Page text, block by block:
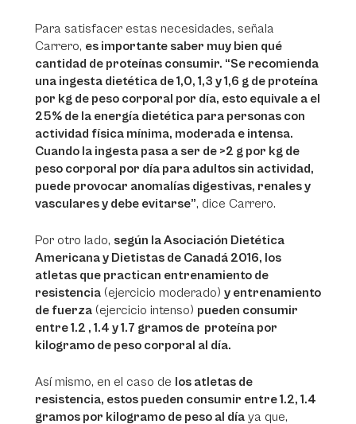
Para satisfacer estas necesidades, señala
Carrero, es importante saber muy bien qué
cantidad de proteínas consumir. “Se recomienda
una ingesta dietética de 1,0, 1,3 y 1,6 g de proteína
por kg de peso corporal por día, esto equivale a el
25% de la energía dietética para personas con
actividad física mínima, moderada e intensa.
Cuando la ingesta pasa a ser de >2 g por kg de
peso corporal por día para adultos sin actividad,
puede provocar anomalías digestivas, renales y
vasculares y debe evitarse”, dice Carrero.
Por otro lado, según la Asociación Dietética
Americana y Dietistas de Canadá 2016, los
atletas que practican entrenamiento de
resistencia (ejercicio moderado) y entrenamiento
de fuerza (ejercicio intenso) pueden consumir
entre 1.2 , 1.4 y 1.7 gramos de proteína por
kilogramo de peso corporal al día.
Así mismo, en el caso de los atletas de
resistencia, estos pueden consumir entre 1.2, 1.4
gramos por kilogramo de peso al día ya que,